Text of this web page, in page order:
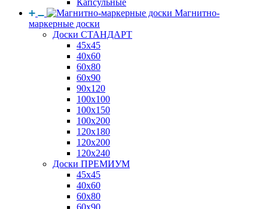
Капсульные
Магнитно-
маркерные доски
Доски СТАНДАРТ
45x45
40x60
60x80
60x90
90x120
100x100
100x150
100x200
120x180
120x200
120x240
Доски ПРЕМИУМ
45x45
40x60
60x80
60x90